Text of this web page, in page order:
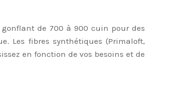
de 700 à 900 cuin pour des
Les fibres synthétiques (Primaloft,
en fonction de vos besoins et de